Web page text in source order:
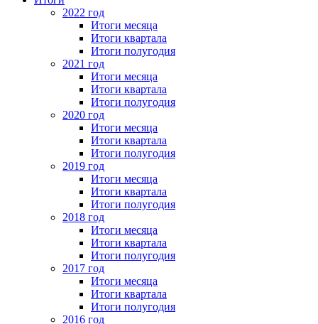
2022 год
Итоги месяца
Итоги квартала
Итоги полугодия
2021 год
Итоги месяца
Итоги квартала
Итоги полугодия
2020 год
Итоги месяца
Итоги квартала
Итоги полугодия
2019 год
Итоги месяца
Итоги квартала
Итоги полугодия
2018 год
Итоги месяца
Итоги квартала
Итоги полугодия
2017 год
Итоги месяца
Итоги квартала
Итоги полугодия
2016 год